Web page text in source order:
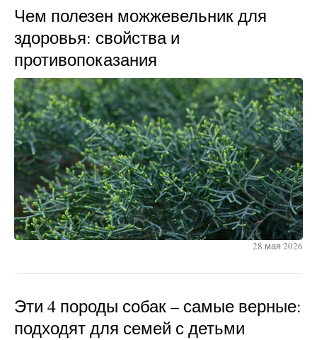
Чем полезен можжевельник для
здоровья: свойства и
противопоказания
28 мая 2026
Эти 4 породы собак – самые верные:
подходят для семей с детьми